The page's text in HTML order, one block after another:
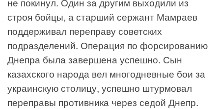
строя бойцы, а старший сержант Мамраев
поддерживал переправу советских
подразделений. Операция по форсированию
Днепра была завершена успешно. Сын
казахского народа вел многодневные бои за
украинскую столицу, успешно штурмовал
переправы противника через седой Днепр.